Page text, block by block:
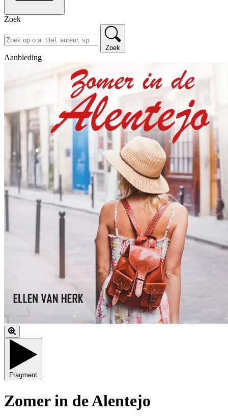
Zoek
Zoek
Aanbieding
Fragment
Zomer in de Alentejo